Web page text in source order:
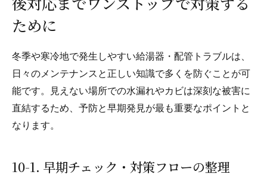
ために
冬季や寒冷地で発生しやすい給湯器・配管トラブルは、
日々のメンテナンスと正しい知識で多くを防ぐことが可
能です。見えない場所での水漏れやカビは深刻な被害に
直結するため、予防と早期発見が最も重要なポイントと
なります。
10-1. 早期チェック・対策フローの整理